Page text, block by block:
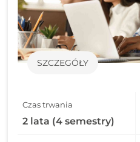
SZCZEGÓŁY
Czas trwania
2 lata (4 semestry)